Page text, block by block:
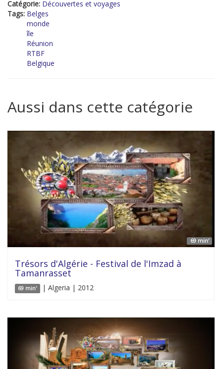
Catégorie: Découvertes et voyages
Tags: Belges
monde
île
Réunion
RTBF
Belgique
Aussi dans cette catégorie
69 min'
Trésors d'Algérie - Festival de l'Imzad à
Tamanrasset
69 min' | Algeria | 2012